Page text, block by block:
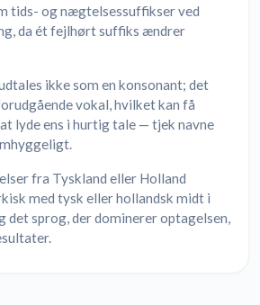
tids- og nægtelsessuffikser ved
da ét fejlhørt suffiks ændrer
ikke som en konsonant; det
vokal, hvilket kan få
lyde ens i hurtig tale — tjek navne
fra Tyskland eller Holland
med tysk eller hollandsk midt i
sprog, der dominerer optagelsen,